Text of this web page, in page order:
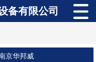
备有限公司
京华邦威